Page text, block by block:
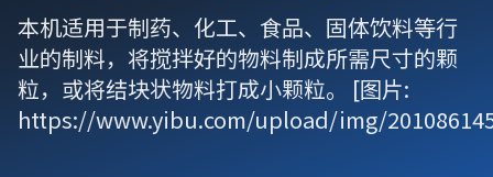
本机适用于制药、化工、食品、固体饮料等行
业的制料，将搅拌好的物料制成所需尺寸的颗
粒，或将结块状物料打成小颗粒。 [图片:
https://www.yibu.com/upload/img/